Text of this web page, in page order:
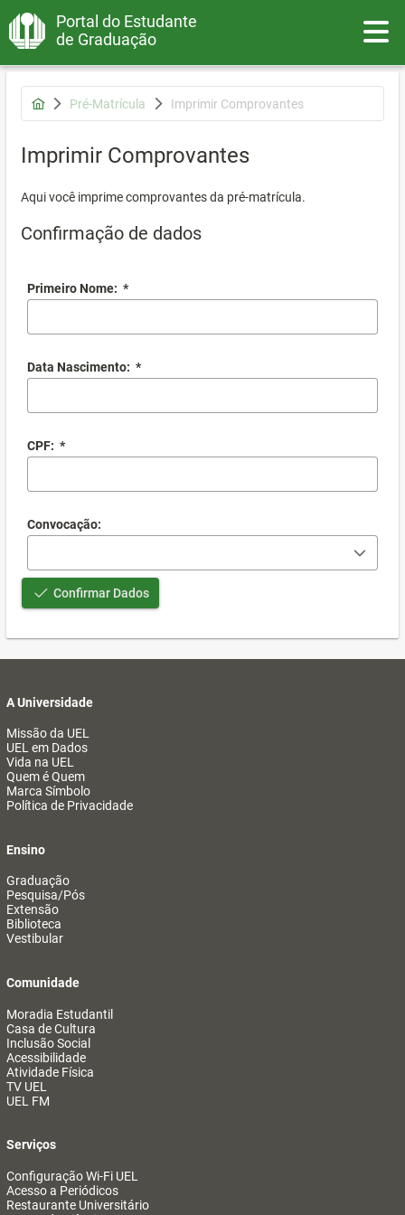
Portal do Estudante
de Graduação
Pré-Matrícula Imprimir Comprovantes
Imprimir Comprovantes
Aqui você imprime comprovantes da pré-matrícula.
Confirmação de dados
Primeiro Nome: *
Data Nascimento: *
CPF: *
Convocação:
Confirmar Dados
A Universidade
Missão da UEL
UEL em Dados
Vida na UEL
Quem é Quem
Marca Símbolo
Política de Privacidade
Ensino
Graduação
Pesquisa/Pós
Extensão
Biblioteca
Vestibular
Comunidade
Moradia Estudantil
Casa de Cultura
Inclusão Social
Acessibilidade
Atividade Física
TV UEL
UEL FM
Serviços
Configuração Wi-Fi UEL
Acesso a Periódicos
Restaurante Universitário